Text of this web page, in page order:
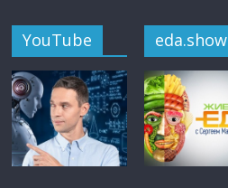
YouTube eda.show